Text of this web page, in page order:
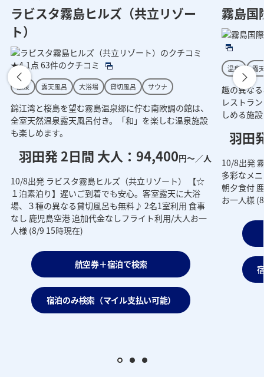
ラビスタ霧島ヒルズ（共立リゾー
ト）
★4.1点 63件のクチコミ
温泉 露天風呂 大浴場 貸切風呂 サウナ
錦江湾と桜島を望む霧島温泉郷に佇む南欧調の館は、
全室天然温泉露天風呂付き。「和」を楽しむ温泉施設
も楽しめます。
羽田発 2日間 大人：94,400円～／人
10/8出発 ラビスタ霧島ヒルズ（共立リゾート） 【☆
１泊素泊り】遅いご到着でも安心。客室露天に大浴
場、３種の異なる貸切風呂も無料♪ 2名1室利用 食事
なし 鹿児島空港 追加代金なしフライト利用/大人お一
人様 (8/9 15時現在)
航空券＋宿泊で検索
宿泊のみ検索（マイル支払い可能）
霧島国
温泉 露
趣の異な
レストラ
しめる施
羽田
10/8出発
多彩なメ
朝夕食付
お一人様